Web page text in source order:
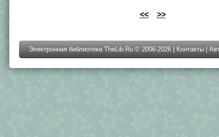
<< >>
Электронная библиотека TheLib.Ru © 2006-2026 | Контакты |